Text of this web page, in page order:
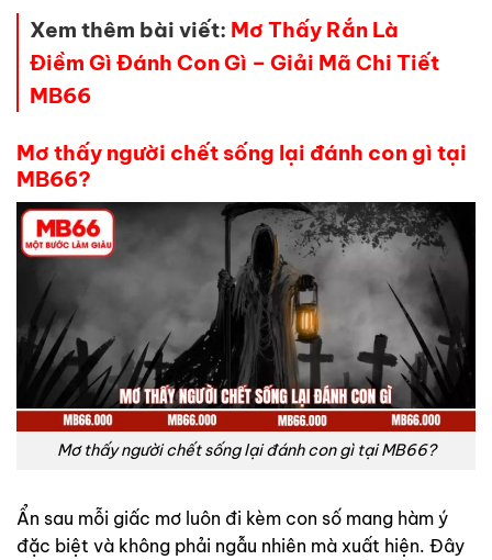
Xem thêm bài viết: Mơ Thấy Rắn Là
Điềm Gì Đánh Con Gì – Giải Mã Chi Tiết
MB66
Mơ thấy người chết sống lại đánh con gì tại
MB66?
Mơ thấy người chết sống lại đánh con gì tại MB66?
Ẩn sau mỗi giấc mơ luôn đi kèm con số mang hàm ý
đặc biệt và không phải ngẫu nhiên mà xuất hiện. Đây